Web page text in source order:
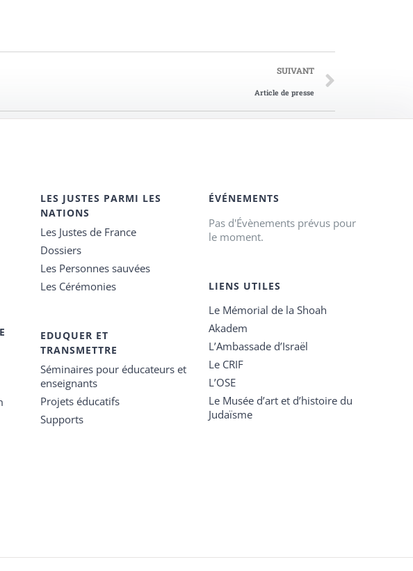
SUIVANT
Article de presse
LES JUSTES PARMI LES
NATIONS
Les Justes de France
Dossiers
Les Personnes sauvées
Les Cérémonies
EDUQUER ET
TRANSMETTRE
Séminaires pour éducateurs et
enseignants
Projets éducatifs
Supports
ÉVÉNEMENTS
Pas d'Évènements prévus pour
le moment.
LIENS UTILES
Le Mémorial de la Shoah
Akadem
L’Ambassade d’Israël
Le CRIF
L’OSE
Le Musée d’art et d’histoire du
Judaïsme